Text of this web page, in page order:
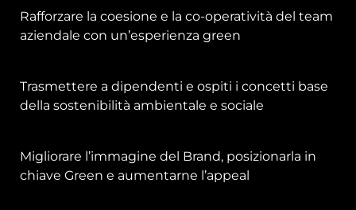
Rafforzare la coesione e la co-operatività del team
aziendale con un’esperienza green
Trasmettere a dipendenti e ospiti i concetti base
della sostenibilità ambientale e sociale
Migliorare l’immagine del Brand, posizionarla in
chiave Green e aumentarne l’appeal